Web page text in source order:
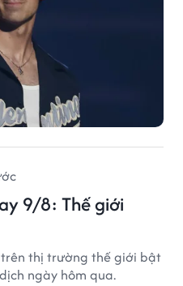
9/8: Thế giới
thị trường thế giới bật
ngày hôm qua.